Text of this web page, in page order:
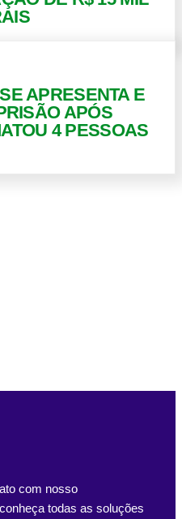
APRESENTA E
APÓS
4 PESSOAS
com nosso
todas as soluções